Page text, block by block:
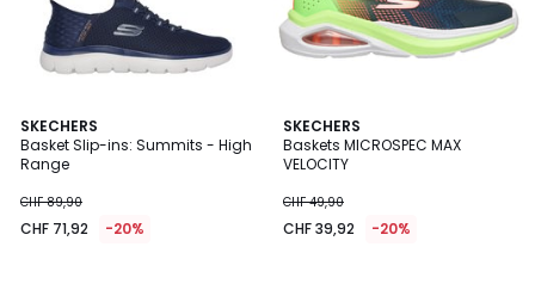
SKECHERS
Basket Slip-ins: Summits - High
Range
CHF 89,90
CHF 71,92 -20%
4,6
/ 5
2
Couleurs
SKECHERS
Baskets MICROSPEC MAX
VELOCITY
CHF 49,90
CHF 39,92 -20%
2
Couleurs